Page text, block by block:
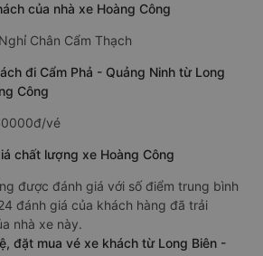
của nhà xe Hoàng Công
Chân Cẩm Thạch
đi Cẩm Phả - Quảng Ninh từ Long
Công
vé
chất lượng xe Hoàng Công
được đánh giá với số điểm trung bình
đánh giá của khách hàng đã trải
nhà xe này.
đặt mua vé xe khách từ Long Biên -